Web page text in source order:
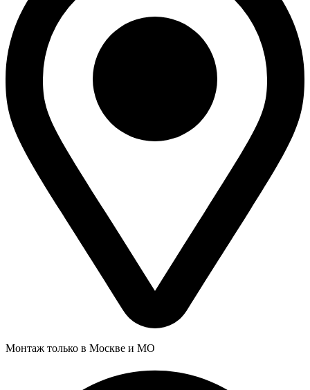
Монтаж только в Москве и МО